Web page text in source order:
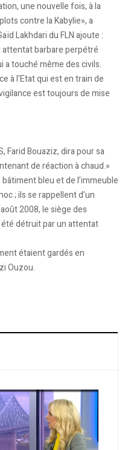
une nouvelle fois, à la
contre la Kabylie», a
Lakhdari du FLN ajoute :
barbare perpétré
touché même des civils.
à l’Etat qui est en train de
est toujours de mise
Farid Bouaziz, dira pour sa
de réaction à chaud.»
bleu et de l’immeuble
; ils se rappellent d’un
2008, le siège des
détruit par un attentat
étaient gardés en
Ouzou.